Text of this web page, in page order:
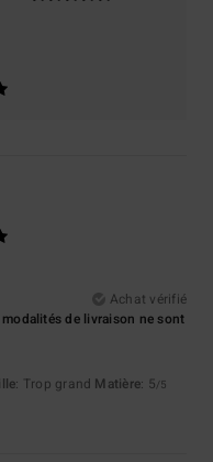
Achat vérifié
de livraison ne sont
: Trop grand Matière: 5/5